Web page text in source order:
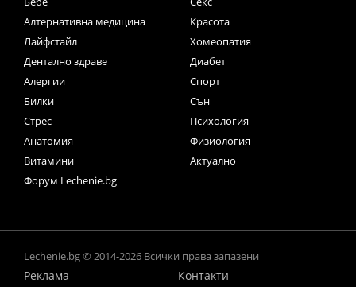
Алтернативна медицина
Красота
Лайфстайл
Хомеопатия
Дентално здраве
Диабет
Алергии
Спорт
Билки
Сън
Стрес
Психология
Анатомия
Физиология
Витамини
Актуално
Форум Lechenie.bg
Lechenie.bg © 2014-2026 Всички права запазени
Реклама
Контакти